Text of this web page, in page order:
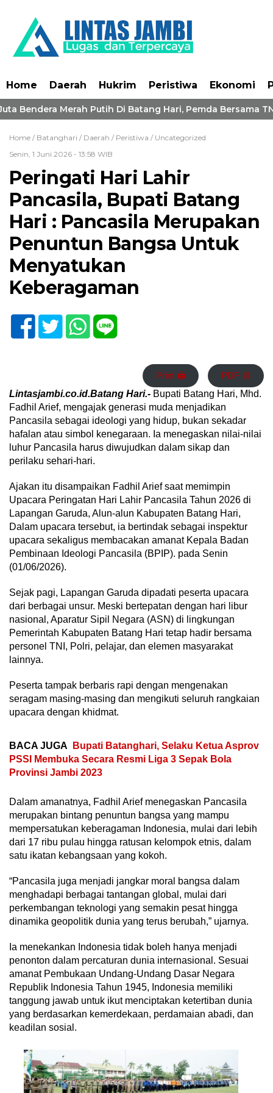
Home Daerah Hukrim Peristiwa Ekonomi
Bendera Merah Putih Di Batang Hari, Pemda Bersama
Home / Batanghari / Daerah / Peristiwa / Uncategorized
Senin, 1 Juni 2026 - 13:58 WIB
Peringati Hari Lahir
Pancasila, Bupati Batang
Hari : Pancasila Merupakan
Penuntun Bangsa Untuk
Menyatukan
Keberagaman
Print 🖨 PDF 📄
Lintasjambi.co.id.Batang Hari.- Bupati Batang Hari, Mhd.
Fadhil Arief, mengajak generasi muda menjadikan
Pancasila sebagai ideologi yang hidup, bukan sekadar
hafalan atau simbol kenegaraan. Ia menegaskan nilai-nilai
luhur Pancasila harus diwujudkan dalam sikap dan
perilaku sehari-hari.
Ajakan itu disampaikan Fadhil Arief saat memimpin
Upacara Peringatan Hari Lahir Pancasila Tahun 2026 di
Lapangan Garuda, Alun-alun Kabupaten Batang Hari,
Dalam upacara tersebut, ia bertindak sebagai inspektur
upacara sekaligus membacakan amanat Kepala Badan
Pembinaan Ideologi Pancasila (BPIP). pada Senin
(01/06/2026).
Sejak pagi, Lapangan Garuda dipadati peserta upacara
dari berbagai unsur. Meski bertepatan dengan hari libur
nasional, Aparatur Sipil Negara (ASN) di lingkungan
Pemerintah Kabupaten Batang Hari tetap hadir bersama
personel TNI, Polri, pelajar, dan elemen masyarakat
lainnya.
Peserta tampak berbaris rapi dengan mengenakan
seragam masing-masing dan mengikuti seluruh rangkaian
upacara dengan khidmat.
BACA JUGA
Bupati Batanghari, Selaku Ketua Asprov
PSSI Membuka Secara Resmi Liga 3 Sepak Bola
Provinsi Jambi 2023
Dalam amanatnya, Fadhil Arief menegaskan Pancasila
merupakan bintang penuntun bangsa yang mampu
mempersatukan keberagaman Indonesia, mulai dari lebih
dari 17 ribu pulau hingga ratusan kelompok etnis, dalam
satu ikatan kebangsaan yang kokoh.
“Pancasila juga menjadi jangkar moral bangsa dalam
menghadapi berbagai tantangan global, mulai dari
perkembangan teknologi yang semakin pesat hingga
dinamika geopolitik dunia yang terus berubah,” ujarnya.
Ia menekankan Indonesia tidak boleh hanya menjadi
penonton dalam percaturan dunia internasional. Sesuai
amanat Pembukaan Undang-Undang Dasar Negara
Republik Indonesia Tahun 1945, Indonesia memiliki
tanggung jawab untuk ikut menciptakan ketertiban dunia
yang berdasarkan kemerdekaan, perdamaian abadi, dan
keadilan sosial.